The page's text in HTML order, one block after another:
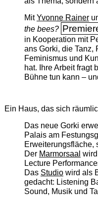
MitYvonne Rainer
the bees?
in Kooperation mit
ans Gorki, die Tanz,
Feminismus und
hat. Ihre Arbeit fragt
Bühne tun kann –
Ein Haus, das sich
Das neue Gorki
Palais am
Erweiterungsfläche,
Der Marmorsaal
Lecture
Das Studiowird als
gedacht: Listening
Sound, Musik und